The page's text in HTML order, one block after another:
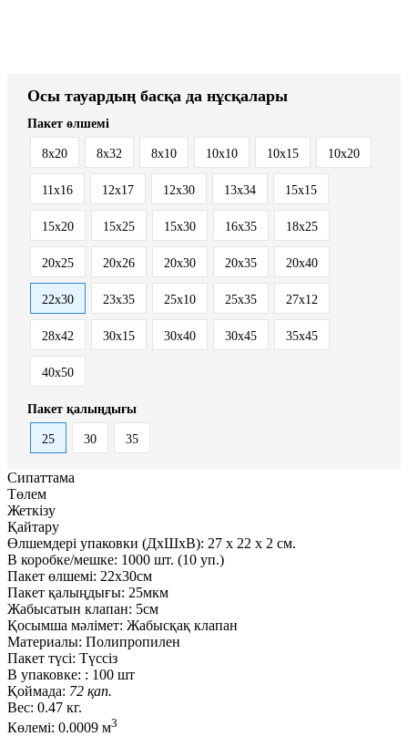
Осы тауардың басқа да нұсқалары
Пакет өлшемі
8x20 8x32 8х10 10x10 10x15 10x20
11x16 12x17 12x30 13x34 15x15
15x20 15x25 15x30 16x35 18x25
20x25 20x26 20x30 20x35 20x40
22x30 23x35 25x10 25x35 27x12
28x42 30x15 30x40 30x45 35x45
40x50
Пакет қалыңдығы
25 30 35
Сипаттама
Төлем
Жеткізу
Қайтару
Өлшемдері упаковки (ДxШxВ): 27 x 22 x 2 см.
В коробке/мешке: 1000 шт. (10 уп.)
Пакет өлшемі: 22x30см
Пакет қалыңдығы: 25мкм
Жабысатын клапан: 5см
Қосымша мәлімет: Жабысқақ клапан
Материалы: Полипропилен
Пакет түсі: Түссіз
В упаковке: : 100 шт
Қоймада: 72 қап.
Вес: 0.47 кг.
Көлемі: 0.0009 м3